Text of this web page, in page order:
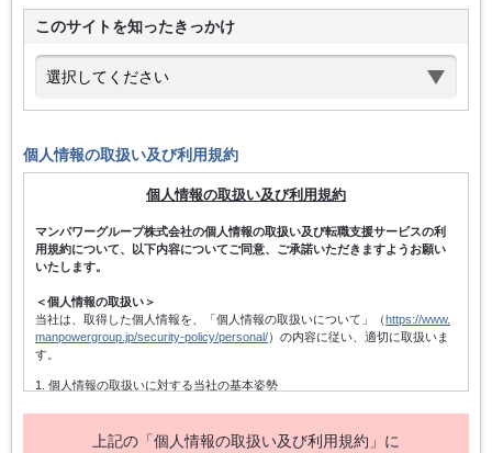
このサイトを知ったきっかけ
個人情報の取扱い及び利用規約
個人情報の取扱い及び利用規約
マンパワーグループ株式会社の個人情報の取扱い及び転職支援サービスの利
用規約について、以下内容についてご同意、ご承諾いただきますようお願い
いたします。
＜個人情報の取扱い＞
当社は、取得した個人情報を、「個人情報の取扱いについて」（ https://www.
manpowergroup.jp/security-policy/personal/）の内容に従い、適切に取扱いま
す。
1. 個人情報の取扱いに対する当社の基本姿勢
ます。また、個人情報の取得にあたっては、適法かつ公正な手段によって
上記の「個人情報の取扱い及び利用規約」に